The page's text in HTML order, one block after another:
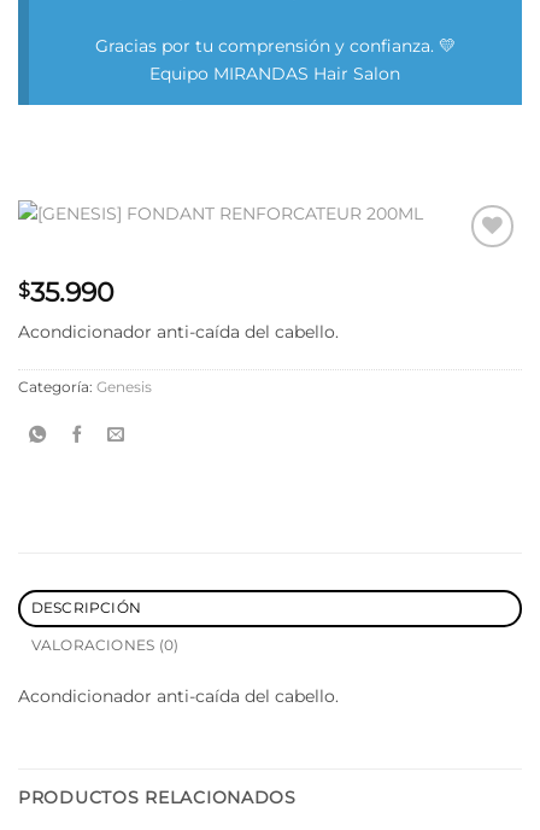
Gracias por tu comprensión y confianza. 💛
Equipo MIRANDAS Hair Salon
$35.990
Acondicionador anti-caída del cabello.
Categoría: Genesis
DESCRIPCIÓN
VALORACIONES (0)
Acondicionador anti-caída del cabello.
PRODUCTOS RELACIONADOS